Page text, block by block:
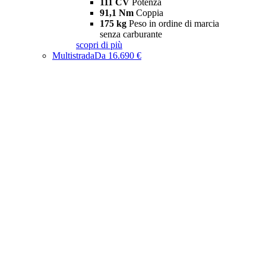
111 CV Potenza
91,1 Nm Coppia
175 kg Peso in ordine di marcia
senza carburante
scopri di più
MultistradaDa 16.690 €